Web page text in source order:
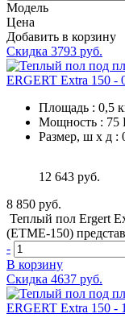
Модель
Цена
Добавить в корзину
Скидка 3793 руб.
ERGERT Extra 150 -
Площадь : 0,5
Мощность : 75
Размер, ш х д :
12 643 руб.
8 850 руб.
Теплый пол Ergert
(ETME-150)
-
В корзину
Скидка 4637 руб.
ERGERT Extra 150 -